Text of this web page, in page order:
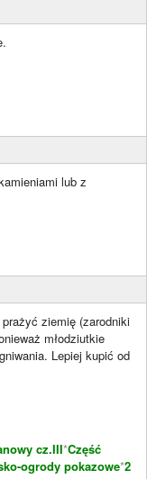
lub z
ziemię (zarodniki
młodziutkie
Lepiej kupić od
cz.III*Część
ogrody pokazowe*2